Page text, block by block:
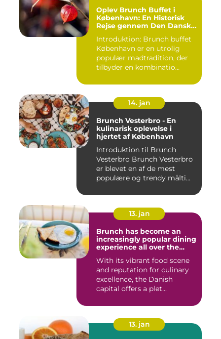
Oplev Brunch Buffet i
København: En Historisk
Rejse gennem Den Danske
Skatte
Introduktion: Brunch buffet
København er en utrolig
populær madtradition, der
tilbyder en kombinatio...
14. jan
Brunch Vesterbro - En
kulinarisk oplevelse i
hjertet af København
Introduktion til Brunch
Vesterbro Brunch Vesterbro
er blevet en af de mest
populære og trendy målti...
13. jan
Brunch has become an
increasingly popular dining
experience all over the
certainly no exception
With its vibrant food scene
and reputation for culinary
excellence, the Danish
capital offers a plet...
13. jan